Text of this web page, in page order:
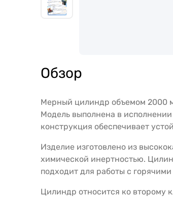
Обзор
Мерный цилиндр объемом 2000
Модель выполнена в
конструкция обеспечивает
Изделие изготовлено из
химической инертностью.
подходит для работы с
Цилиндр относится ко второму